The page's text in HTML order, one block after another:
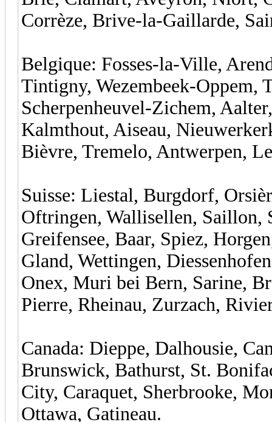
Corrèze, Brive-la-Gaillarde,
Belgique: Fosses-la-Ville,
Tintigny, Wezembeek-Oppem,
Scherpenheuvel-Zichem,
Kalmthout, Aiseau,
Bièvre, Tremelo, Antwerpen,
Suisse: Liestal, Burgdorf,
Oftringen, Wallisellen, Saillon,
Greifensee, Baar, Spiez,
Gland, Wettingen,
Onex, Muri bei Bern, Sarine,
Pierre, Rheinau, Zurzach,
Canada: Dieppe, Dalhousie,
Brunswick, Bathurst, St.
City, Caraquet, Sherbrooke,
Ottawa, Gatineau.